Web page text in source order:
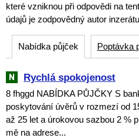
které vzniknou při odpovědi na
údajů je zodpovědný autor
Nabídka půjček Poptávka
Rychlá spokojenost
8 fhggd NABÍDKA PŮJČKY S
poskytování úvěrů v rozmezí od
až 25 let a úrokovou sazbou 2 %
mě na adrese...